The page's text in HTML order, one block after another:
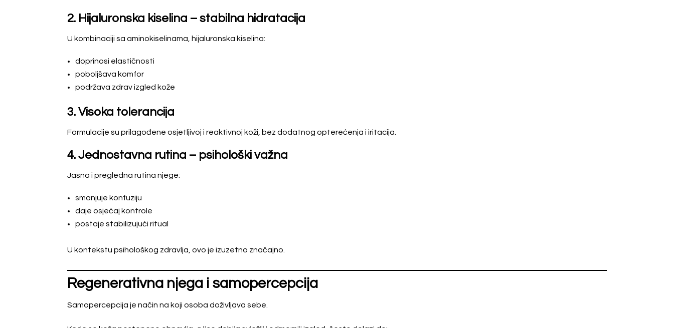
2. Hijaluronska kiselina – stabilna hidratacija
U kombinaciji sa aminokiselinama, hijaluronska kiselina:
doprinosi elastičnosti
poboljšava komfor
podržava zdrav izgled kože
3. Visoka tolerancija
Formulacije su prilagođene osjetljivoj i reaktivnoj koži, bez dodatnog opterećenja i iritacija.
4. Jednostavna rutina – psihološki važna
Jasna i pregledna rutina njege:
smanjuje konfuziju
daje osjećaj kontrole
postaje stabilizujući ritual
U kontekstu psihološkog zdravlja, ovo je izuzetno značajno.
Regenerativna njega i samopercepcija
Samopercepcija je način na koji osoba doživljava sebe.